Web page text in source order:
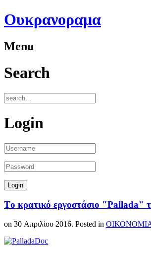
Ουκρανοραμα
Menu
Search
Login
Tο κρατικό εργοστάσιο "Pallada"
on 30 Απριλίου 2016. Posted in